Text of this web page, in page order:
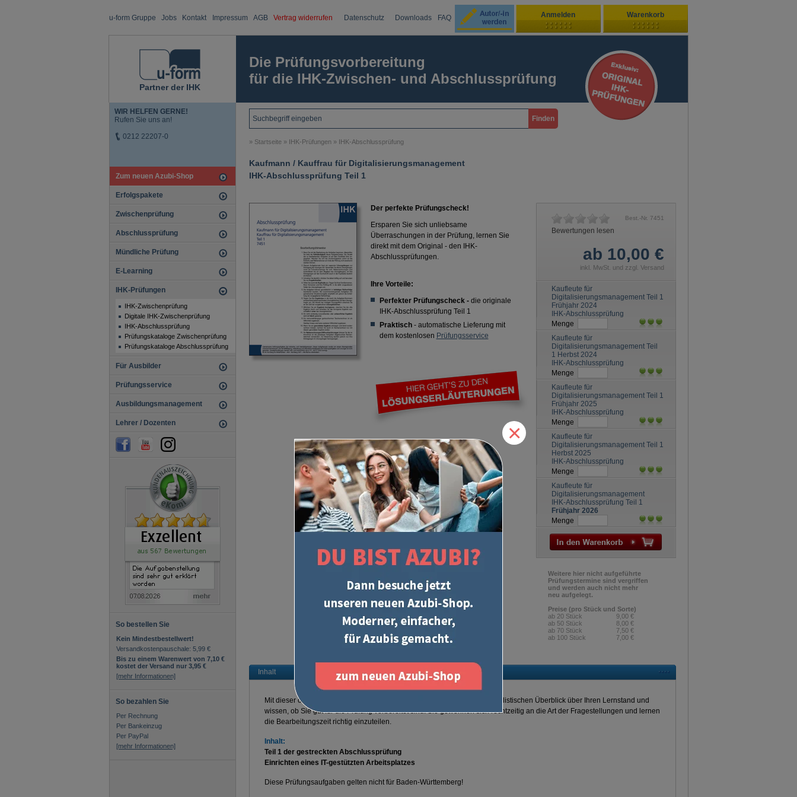
u-form Gruppe Jobs Kontakt Impressum AGB Vertrag widerrufen Datenschutz Downloads FAQ Anmelden Warenkorb
Ihr Warenkorb ist leer
Sie sind Neukunde?
Partner der IHK
Die Prüfungsvorbereitung
für die IHK-Zwischen- und Abschlussprüfung
WIR HELFEN GERNE!
Rufen Sie uns an!
0212 22207-0
Zum neuen Azubi-Shop
Erfolgspakete
Zwischenprüfung
Abschlussprüfung
Mündliche Prüfung
E-Learning
IHK-Prüfungen
IHK-Zwischenprüfung
Digitale IHK-Zwischenprüfung
IHK-Abschlussprüfung
Prüfungskataloge Zwischenprüfung
Prüfungskataloge Abschlussprüfung
Für Ausbilder
Prüfungsservice
Ausbildungsmanagement
Lehrer / Dozenten
So bestellen Sie
Kein Mindestbestellwert!
Versandkostenpauschale: 5,99 €
Bis zu einem Warenwert von 7,10 €
kostet der Versand nur 3,95 €
[mehr Informationen]
So bezahlen Sie
Per Rechnung
Per Bankeinzug
Per PayPal
[mehr Informationen]
» Startseite » IHK-Prüfungen » IHK-Abschlussprüfung
Kaufmann / Kauffrau für Digitalisierungsmanagement
IHK-Abschlussprüfung Teil 1
Der perfekte Prüfungscheck!
Ersparen Sie sich unliebsame
Überraschungen in der Prüfung, lernen Sie
direkt mit dem Original - den IHK-
Abschlussprüfungen.
Ihre Vorteile:
Perfekter Prüfungscheck -die originale
IHK-Abschlussprüfung Teil 1
Praktisch- automatische Lieferung mit
dem kostenlosen Prüfungsservice
Best.-Nr. 7451
Bewertungen lesen
ab 10,00 €
inkl. MwSt. und zzgl. Versand
Kaufleute für
Digitalisierungsmanagement Teil 1
Frühjahr 2024
IHK-Abschlussprüfung
Menge
Kaufleute für
Digitalisierungsmanagement Teil
1 Herbst 2024
IHK-Abschlussprüfung
Menge
Kaufleute für
Digitalisierungsmanagement Teil 1
Frühjahr 2025
IHK-Abschlussprüfung
Menge
Kaufleute für
Digitalisierungsmanagement Teil 1
Herbst 2025
IHK-Abschlussprüfung
Menge
Kaufleute für
Digitalisierungsmanagement
IHK-Abschlussprüfung Teil 1
Frühjahr 2026
Menge
Weitere hier nicht aufgeführte
Prüfungstermine sind vergriffen
und werden auch nicht mehr
neu aufgelegt.
Preise (pro Stück und Sorte)
ab 20 Stück
9,00 €
ab 50 Stück
8,00 €
ab 70 Stück
7,50 €
ab 100 Stück
7,00 €
Inhalt
Mit dieser originalen IHK-Abschlussprüfung erhalten Sie schnell einen realistischen Überblick über Ihren Lernstand und
wissen, ob Sie gut für die Prüfung vorbereitet sind. Sie gewöhnen sich rechtzeitig an die Art der Fragestellungen und lernen
die Bearbeitungszeit richtig einzuteilen.
Inhalt:
Teil 1 der gestreckten Abschlussprüfung
Einrichten eines IT-gestützten Arbeitsplatzes
Diese Prüfungsaufgaben gelten nicht für Baden-Württemberg!
×